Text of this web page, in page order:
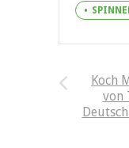
Koch
von